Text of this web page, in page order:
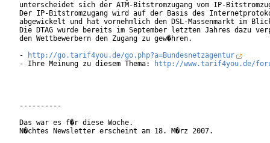
unterscheidet sich der ATM-Bitstromzugang vom IP-
Der IP-Bitstromzugang wird auf der Basis des
abgewickelt und hat vornehmlich den DSL-Massenmarkt im
Die DTAG wurde bereits im September letzten Jahres dazu
den Wettbewerbern den Zugang zu gew�hren.
-
http://go.tarif4you.de/go.php?a=Bundesnetzagentur
- Ihre Meinung zu diesem Thema:
http://www.tarif4you.de/
----------
Das war es f�r diese Woche.
N�chtes Newsletter erscheint am 18. M�rz 2007.